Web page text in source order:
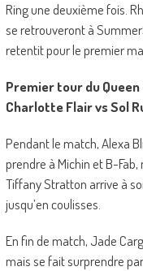
Ring une deuxième fois.
se retrouveront à
retentit pour le premier
Premier tour du
Charlotte Flair vs Sol
Pendant le match, Alexa
prendre à Michin et B-
Tiffany Stratton arrive à
jusqu’en coulisses.
En fin de match, Jade
mais se fait surprendre